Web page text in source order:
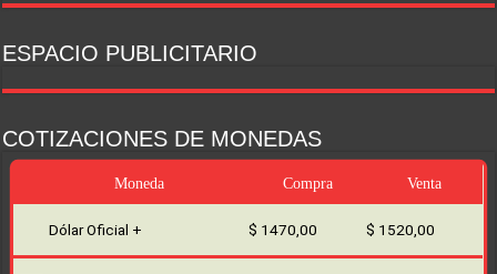
ESPACIO PUBLICITARIO
COTIZACIONES DE MONEDAS
Moneda Compra Venta
Dólar Oficial + $ 1470,00 $ 1520,00